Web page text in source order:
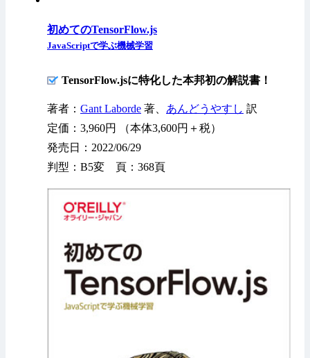
初めてのTensorFlow.js
JavaScriptで学ぶ機械学習
TensorFlow.jsに特化した本邦初の解説書！
著者： Gant Laborde 著、 あんどうやすし 訳
定価：3,960円 （本体3,600円＋税）
発売日：2022/06/29
判型：B5変 頁：368頁